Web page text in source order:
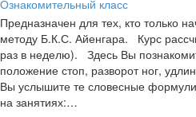
Ознакомительный класс
Предназначен для тех, кто только
методу Б.К.С. Айенгара. Курс
раз в неделю). Здесь Вы
положение стоп, разворот ног,
Вы услышите те словесные
на занятиях:…